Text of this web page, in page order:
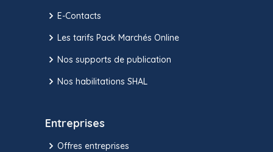
E-Contacts
Les tarifs Pack Marchés Online
Nos supports de publication
Nos habilitations SHAL
Entreprises
Offres entreprises